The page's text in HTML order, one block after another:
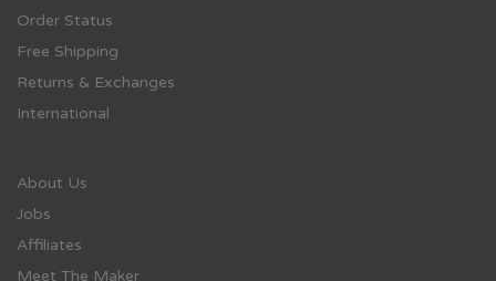
Order Status
Free Shipping
Returns & Exchanges
International
About Us
Jobs
Affiliates
Meet The Maker